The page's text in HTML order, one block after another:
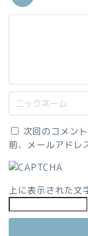
次回のコメン
前、メールアドレ
上に表示された文